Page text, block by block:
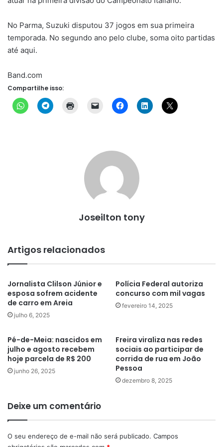
No Parma, Suzuki disputou 37 jogos em sua primeira
temporada. No segundo ano pelo clube, soma oito partidas
até aqui.
Band.com
Compartilhe isso:
Joseilton tony
Artigos relacionados
Jornalista Clilson Júnior e
esposa sofrem acidente
de carro em Areia
julho 6, 2025
Polícia Federal autoriza
concurso com mil vagas
fevereiro 14, 2025
Pé-de-Meia: nascidos em
julho e agosto recebem
hoje parcela de R$ 200
junho 26, 2025
Freira viraliza nas redes
sociais ao participar de
corrida de rua em João
Pessoa
dezembro 8, 2025
Deixe um comentário
O seu endereço de e-mail não será publicado. Campos